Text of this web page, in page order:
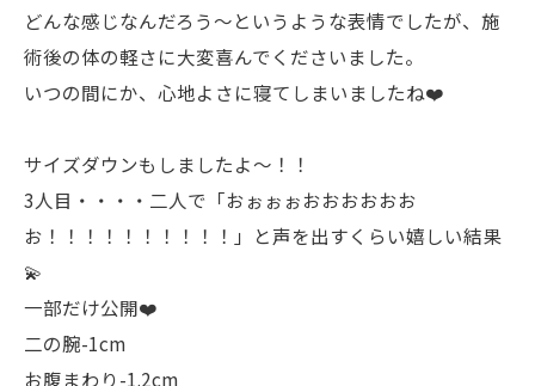
どんな感じなんだろう〜というような表情でしたが、施
術後の体の軽さに大変喜んでくださいました。
いつの間にか、心地よさに寝てしまいましたね❤️
サイズダウンもしましたよ〜！！
3人目・・・・二人で「おぉぉぉおおおおおお
お！！！！！！！！！！」と声を出すくらい嬉しい結果
💫
一部だけ公開❤️
二の腕-1cm
お腹まわり-1.2cm